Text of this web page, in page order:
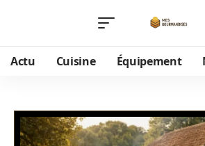
Actu Cuisine Équipement